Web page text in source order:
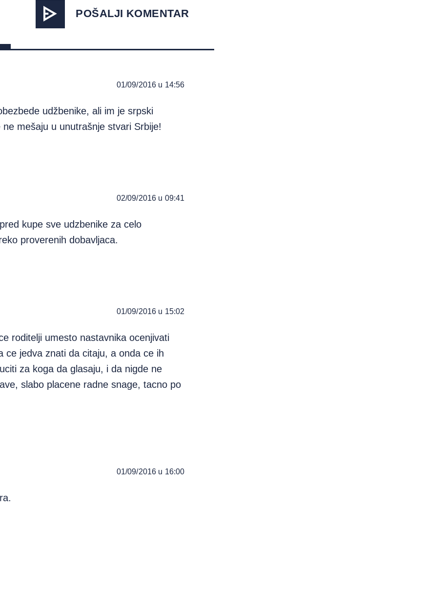
POŠALJI KOMENTAR
01/09/2016 u 14:56
udžbenike, ali im je srpski
mešaju u unutrašnje stvari Srbije!
02/09/2016 u 09:41
kupe sve udzbenike za celo
proverenih dobavljaca.
01/09/2016 u 15:02
roditelji umesto nastavnika ocenjivati
ce jedva znati da citaju, a onda ce ih
za koga da glasaju, i da nigde ne
slabo placene radne snage, tacno po
01/09/2016 u 16:00